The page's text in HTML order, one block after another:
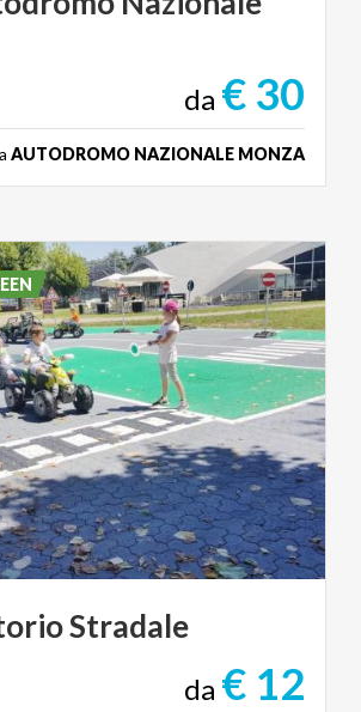
da € 30
AUTODROMO NAZIONALE MONZA
Stradale
da € 12